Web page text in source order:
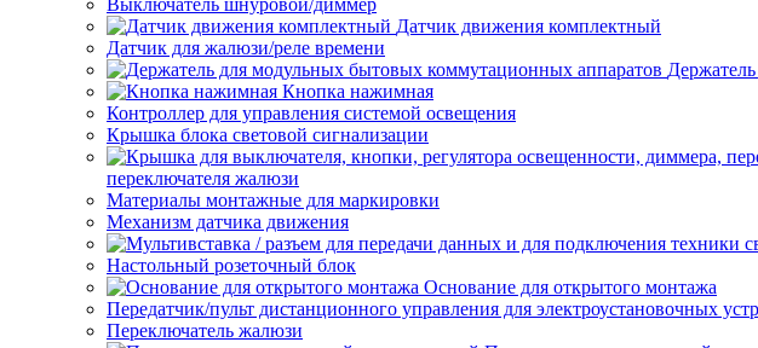
Выключатель шнуровой/диммер
Датчик движения комплектный
Датчик для жалюзи/реле времени
Кнопка нажимная
Контроллер для управления системой освещения
Крышка блока световой сигнализации
переключателя жалюзи
Материалы монтажные для маркировки
Механизм датчика движения
Настольный розеточный блок
Основание для открытого монтажа
Передатчик/пульт дистанционного управления для электроустановочных
Переключатель жалюзи